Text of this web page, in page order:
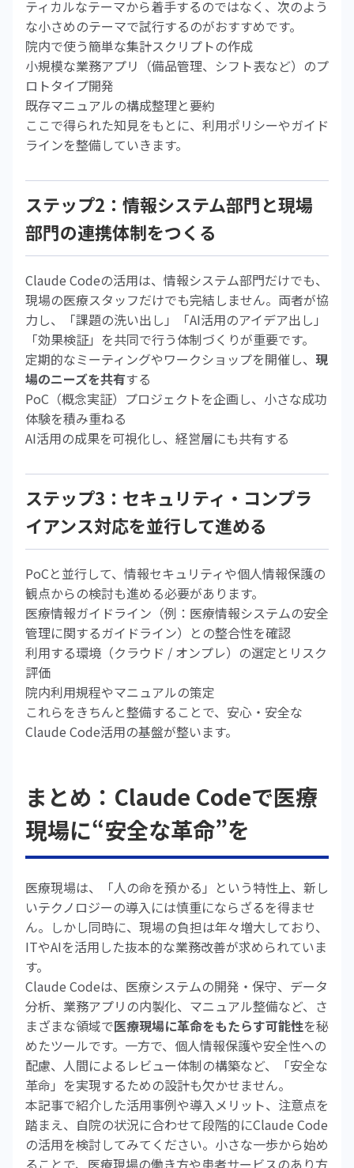
ティカルなテーマから着手するのではなく、次のよう
な小さめのテーマで試行するのがおすすめです。
院内で使う簡単な集計スクリプトの作成
小規模な業務アプリ（備品管理、シフト表など）のプ
ロトタイプ開発
既存マニュアルの構成整理と要約
ここで得られた知見をもとに、利用ポリシーやガイド
ラインを整備していきます。
ステップ2：情報システム部門と現場
部門の連携体制をつくる
Claude Codeの活用は、情報システム部門だけでも、
現場の医療スタッフだけでも完結しません。両者が協
力し、「課題の洗い出し」「AI活用のアイデア出し」
「効果検証」を共同で行う体制づくりが重要です。
定期的なミーティングやワークショップを開催し、 現
場のニーズを共有する
PoC（概念実証）プロジェクトを企画し、小さな成功
体験を積み重ねる
AI活用の成果を可視化し、経営層にも共有する
ステップ3：セキュリティ・コンプラ
イアンス対応を並行して進める
PoCと並行して、情報セキュリティや個人情報保護の
観点からの検討も進める必要があります。
医療情報ガイドライン（例：医療情報システムの安全
管理に関するガイドライン）との整合性を確認
利用する環境（クラウド / オンプレ）の選定とリスク
評価
院内利用規程やマニュアルの策定
これらをきちんと整備することで、安心・安全な
Claude Code活用の基盤が整います。
まとめ：Claude Codeで医療
現場に“安全な革命”を
医療現場は、「人の命を預かる」という特性上、新し
いテクノロジーの導入には慎重にならざるを得ませ
ん。しかし同時に、現場の負担は年々増大しており、
ITやAIを活用した抜本的な業務改善が求められていま
す。
Claude Codeは、医療システムの開発・保守、データ
分析、業務アプリの内製化、マニュアル整備など、さ
まざまな領域で医療現場に革命をもたらす可能性を秘
めたツールです。一方で、個人情報保護や安全性への
配慮、人間によるレビュー体制の構築など、「安全な
革命」を実現するための設計も欠かせません。
本記事で紹介した活用事例や導入メリット、注意点を
踏まえ、自院の状況に合わせて段階的にClaude Code
の活用を検討してみてください。小さな一歩から始め
ることで、医療現場の働き方や患者サービスのあり方